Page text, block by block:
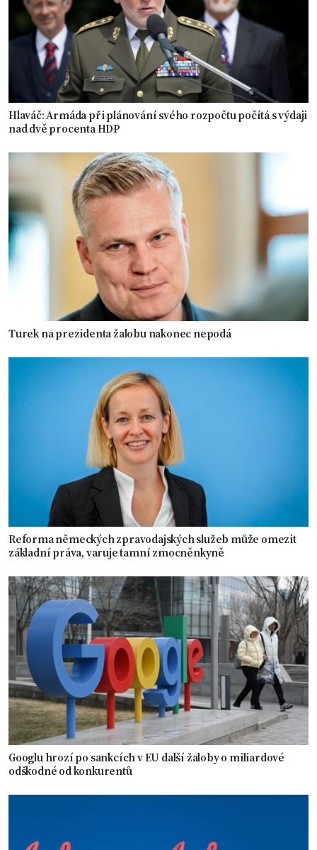
Hlaváč: Armáda při plánování svého rozpočtu počítá s výdaji
nad dvě procenta HDP
Turek na prezidenta žalobu nakonec nepodá
Reforma německých zpravodajských služeb může omezit
základní práva, varuje tamní zmocněnkyně
Googlu hrozí po sankcích v EU další žaloby o miliardové
odškodné od konkurentů